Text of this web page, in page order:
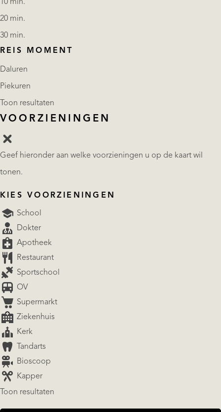
10 min.
20 min.
30 min.
REIS MOMENT
Daluren
Piekuren
Toon resultaten
VOORZIENINGEN
Geef hieronder aan welke voorzieningen u op de kaart wil
tonen.
KIES VOORZIENINGEN
School
Dokter
Apotheek
Restaurant
Sportschool
OV
Supermarkt
Ziekenhuis
Kerk
Tandarts
Bioscoop
Kapper
Toon resultaten